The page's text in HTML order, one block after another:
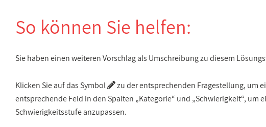
So können Sie helfen:
Sie haben einen weiteren Vorschlag als Umschreibung zu diesem
Klicken Sie auf das Symbol
zu der entsprechenden Fragestellung, um
entsprechende Feld in den Spalten „Kategorie“ und „Schwierigkeit“,
Schwierigkeitsstufe anzupassen.